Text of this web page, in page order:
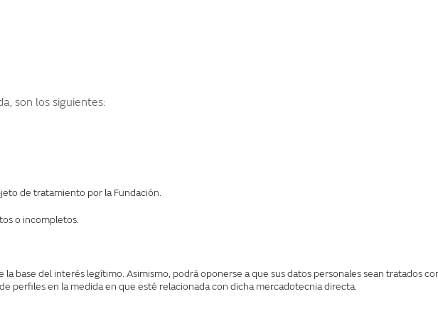
son los siguientes:
de tratamiento por la Fundación.
o incompletos.
base del interés legítimo. Asimismo, podrá oponerse a que sus datos personales sean tratados
perfiles en la medida en que esté relacionada con dicha mercadotecnia directa.